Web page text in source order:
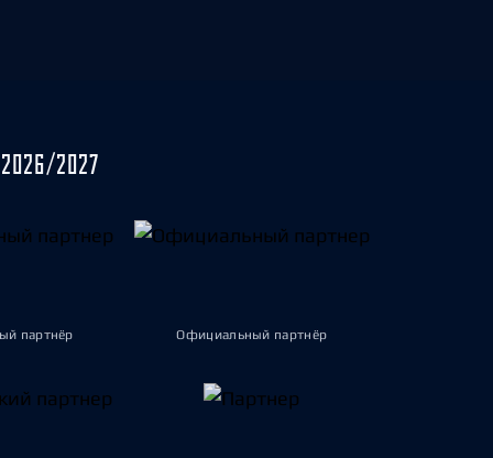
2027
партнёр Официальный партнёр